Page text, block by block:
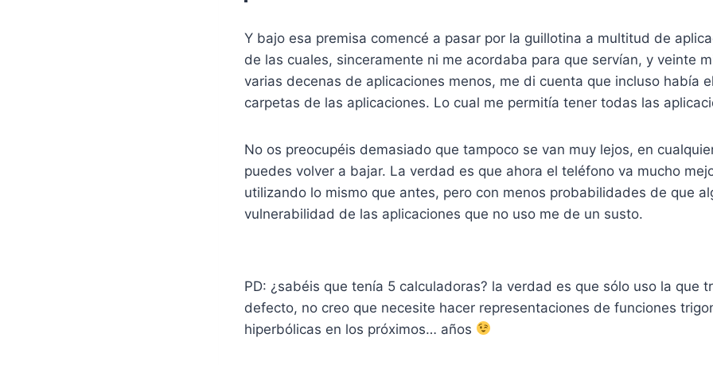
Y bajo esa premisa comencé a pasar por la guillotina a multitud de
de las cuales, sinceramente ni me acordaba para que servían, y veinte
varias decenas de aplicaciones menos, me di cuenta que incluso había
carpetas de las aplicaciones. Lo cual me permitía tener todas las
No os preocupéis demasiado que tampoco se van muy lejos, en
puedes volver a bajar. La verdad es que ahora el teléfono va mucho
utilizando lo mismo que antes, pero con menos probabilidades de que
vulnerabilidad de las aplicaciones que no uso me de un susto.
PD: ¿sabéis que tenía 5 calculadoras? la verdad es que sólo uso la que
defecto, no creo que necesite hacer representaciones de funciones
hiperbólicas en los próximos… años